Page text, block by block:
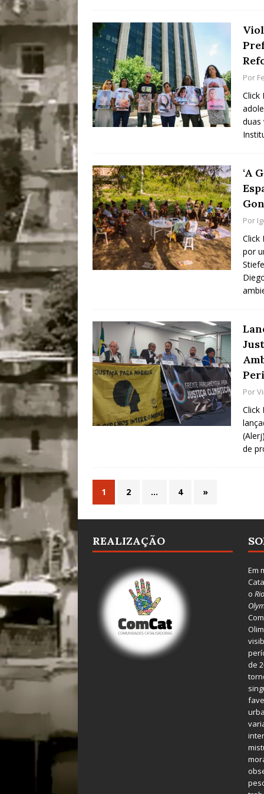
Por
Click
duas
‘A
Por
Click
por
Por
Click
de
1 2 … 4 »
REALIZAÇÃO
Em
o
de